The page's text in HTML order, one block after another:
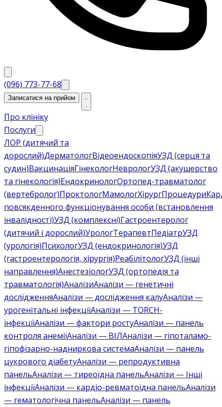
(096) 773-77-68
Записатися на прийом
Про клініку
Послуги
ЛОР (дитячий та
дорослий)ДерматологВідеоендоскопіяУЗД (серця та
судин)ВакцинаціяГінекологНеврологУЗД (акушерство
та гінекологія)ЕндокринологОртопед-травматолог
(вертебролог)ПроктологМамологХірургПроцедури
повсякденного функціонування особи (встановлення
інвалідності)УЗД (комплексні)Гастроентеролог
(дитячий і дорослий)УрологТерапевтПедіатрУЗД
(урологія)ПсихологУЗД (ендокринологія)УЗД
(гастроентерологія, хірургія)РеабілітологУЗД (інші
направлення)АнестезіологУЗД (ортопедія та
травматологія)АналізиАналізи — генетичні
дослідженняАналізи — дослідження калуАналізи —
урогенітальні інфекціїАналізи — TORCH-
інфекціїАналізи — фактори ростуАналізи — панель
контроля анеміїАналізи — ВІЛАналізи — гіпоталамо-
гіпофізарно-надниркова системаАналізи — панель
цукрового діабетуАналізи — репродуктивна
панельАналізи — тиреоїдна панельАналізи — Інші
інфекціїАналізи — кардіо-ревматоїдна панельАналізи
— гематологічна панельАналізи — панель